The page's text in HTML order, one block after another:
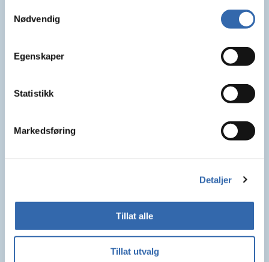
Nødvendig
Egenskaper
Statistikk
Markedsføring
Detaljer
Tillat alle
Tillat utvalg